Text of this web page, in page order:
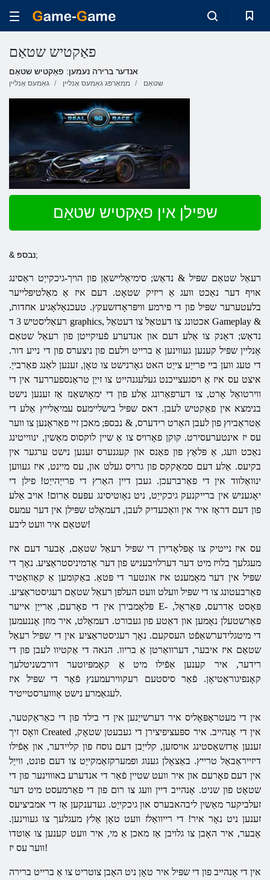
פאַקטיש שטאַם
אנדער ברירה נעמען: פאַקטיש שטאַם
גאַמעס אָנליין ממאָרפּג גאַמעס אָנליין שטאַם
שפּילן אין פאַקטיש שטאַם
& נבספּ;
רעאַל שטאַם שפּיל & נדאַש; סימיאַליישאַן פון הויך-גיכקייַט ראַסינג
אויף דער נאַכט וועג אַ ריזיק שטאָט. דעם איז אַ מאַלטיפּלייער
בלעטערער שפּיל פון די פירמע וויפּראָדזשעקץ. טעכנאָלאָגיע אחדות,
רעאַליסטיש 3 ד graphics, אכטונג צו דעטאַל צו דעטאַל Gameplay &
נדאַש; דאַנק צו אַלע דעם און אנדערע פֿעיִקייטן פון רעאַל שטאַם
אָנליין שפּיל קענען געווינען אַ ברייט וילעם פון ניצערס פון די נייע דור.
די טעג ווען ביי פרייַע צייַט האט גאָרנישט צו טאָן, זענען לאַנג פאַרבייַ.
איצט עס איז אַ ויסגעצייכנט געלעגנהייט צו זייַן טראַנספעררעד אין די
ווירטואַל אָרט, צו דערפאַרונג אַלע פון ​​די ימאָושאַנז אַז זענען נישט
בנימצא אין פאַקטיש לעבן. דאס שפּיל בישליימעס עמיאַלייץ אַלע די
אַטראַביוץ פון לעבן האַרט רידערס,& נבספּ; מאכן זיי פאַראַנען צו ווער
עס יז אינטערעסירט. קוקן פאָרויס צו אַ שיין לוקסוס מאַשין, ינווייטינג
נאַכט וועג, אַ פּלאַץ פון פאַנס און קעגנערס זענען נישט ערגער אין
בקיעס. אַלע דעם סמאַקקס פון גרויס געלט און, עס מיינט, איז געווען
ינוואַלווד אין די פאַרברעכן. געבן דיין האַרץ די פרייַהייַט! פילן די
יאָגעניש אין ברייקנעק גיכקייַט, ניט נאָוטיסינג עפּעס אַרום! אויב אַלע
פון ​​דעם דראָז איר אין וואָכעדיק לעבן, דעמאָלט שפּילן אין דער עמעס
שטאַם איר וועט ליבע!
עס איז נייטיק צו אָפּלאָדירן די שפּיל רעאַל שטאַם, אָבער דעם איז
מעגלעך בלויז מיט דער דערלויבעניש פון דער אַדמיניסטראַציע. נאָך די
שפּיל אין דער מאָמענט איז אונטער די פּטאַ. באַקומען אַ קאַוואַטיד
פאַרבעטונג צו די שפּיל וועלט וועט העלפן רעאַל שטאַם רעגיסטראַציע.
פּלאָמבירן אין די פאָרעם, אַרייַן אייער E- פּאָסט אַדרעס, פּאַראָל,
פאַרשטעלן נאָמען און דאַטע פון ​​געבורט. דעמאָלט, איר מוזן אָננעמען
די מיטגלידערשאַפֿט העסקעם. נאָך רעגיסטראַציע אין די שפּיל רעאַל
שטאַם איז איבער, דערוואַרטן אַ בריוו. הנאה די אַקטיוו לעבן פון די
רידער, איר קענען אַפֿילו מיט אַ קאָמפּיוטער דורכשניטלעך
קאָנפיגוראַטיאָן. פֿאַר סיסטעם רעקווירעמענץ פֿאַר די שפּיל איז
לעגאַמרע נישט אָוווערסטייטיד.
אין די מעטראָפּאָליס איר דערשייַנען אין די בילד פון די כאַראַקטער,
וואָס זיך Created אין די אָנהייב. איר ספּעציפיצירן די געבעטן שטאָק,
זענען אַדזשאַסטינג אויסזען, קלייַבן דעם נוסח פון קליידער, און אַפֿילו
דיזייראַבאַל טרייץ. באַצאָלן גענוג ופמערקזאַמקייַט צו דעם פונט, ווייַל
אין דעם פאָרעם און איר וועט שטיין פֿאַר די אנדערע באוווינער פון די
שטאָט פון שניט. אָנהייב דיין וועג צו רום פון די פאַרמעסט מיט דער
זעלביקער מאַשין ליבהאבערס און גיכקייַט. געדענקען אַז די אמביציעס
זענען ניט נאָר איר! די רייוואַלז וועט טאָן אַלץ מעגלעך צו געווינען.
אָבער, איר האָבן צו גלויבן אַז מאכן אַ מי, איר וועט קענען צו אַוטדו
ווער עס יז!
אין די אָנהייב פון די שפּיל איר טאָן ניט האָבן צוטריט צו אַ ברייט ברירה